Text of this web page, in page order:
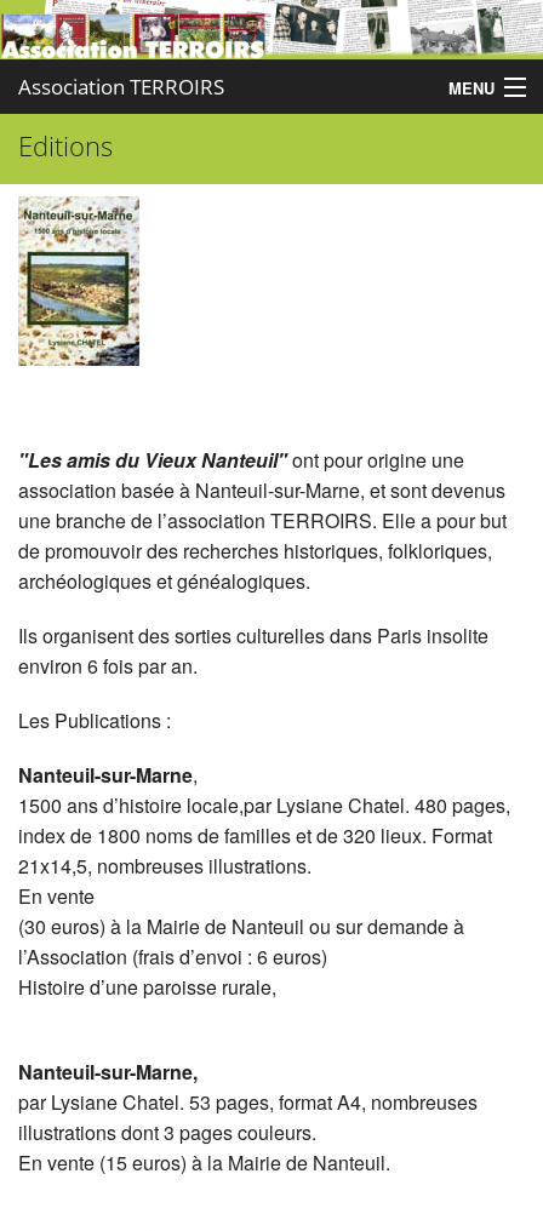
Association TERROIRS MENU
Accueil
Activités
Publications
Administration
Partenaires
Contact
Boutique
Editions
"Les amis du Vieux Nanteuil"ont pour origine une
association basée à Nanteuil-sur-Marne, et sont devenus
une branche de l’association TERROIRS. Elle a pour but
de promouvoir des recherches historiques, folkloriques,
archéologiques et généalogiques.
Ils organisent des sorties culturelles dans Paris insolite
environ 6 fois par an.
Les Publications :
Nanteuil-sur-Marne,
1500 ans d’histoire locale,par Lysiane Chatel. 480 pages,
index de 1800 noms de familles et de 320 lieux. Format
21x14,5, nombreuses illustrations.
En vente
(30 euros) à la Mairie de Nanteuil ou sur demande à
l’Association (frais d’envoi : 6 euros)
Histoire d’une paroisse rurale,
Nanteuil-sur-Marne,
par Lysiane Chatel. 53 pages, format A4, nombreuses
illustrations dont 3 pages couleurs.
En vente (15 euros) à la Mairie de Nanteuil.